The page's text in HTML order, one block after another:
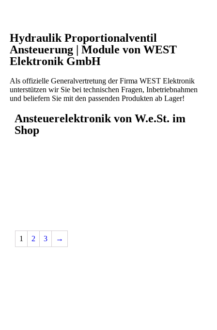
Hydraulik Proportionalventil
Ansteuerung | Module von WEST
Elektronik GmbH
Als offizielle Generalvertretung der Firma WEST Elektronik
unterstützen wir Sie bei technischen Fragen, Inbetriebnahmen
und beliefern Sie mit den passenden Produkten ab Lager!
Ansteuerelektronik von W.e.St. im
Shop
1 2 3 →